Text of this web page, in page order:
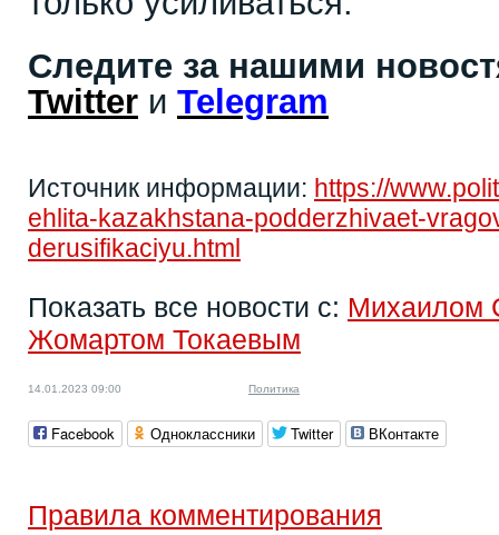
Следите за нашими
Twitter и Telegram
Источник информации: https://
ehlita-kazakhstana-podderzhivaet-
derusifikaciyu.html
Показать все новости с: Михаилом
Жомартом Токаевым
14.01.2023 09:00 Политика
Facebook Одноклассники Twitter ВКонтакте
Правила комментирования